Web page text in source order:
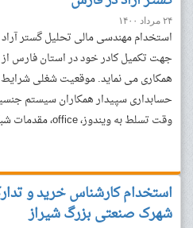
۲۴ مرداد ۱۴۰۰
استخدام مهندسی مالی تحلیل گستر
جهت تکمیل کادر خود در استان فارس
همکاری می نماید. موقعیت شغلی شرایط
حسابداری سپیدار همکاران سیستم
وقت تسلط به ویندوز، office، مقدمات شبکه دارا بودن […]
استخدام کارشناس خرید و
شهرک صنعتی بزرگ شیراز